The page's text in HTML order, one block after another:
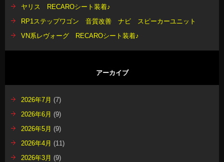
ヤリス RECAROシート装着♪
RP1ステップワゴン 音質改善 ナビ スピーカーユニット
VN系レヴォーグ RECAROシート装着♪
アーカイブ
2026年7月 (7)
2026年6月 (9)
2026年5月 (9)
2026年4月 (11)
2026年3月 (9)